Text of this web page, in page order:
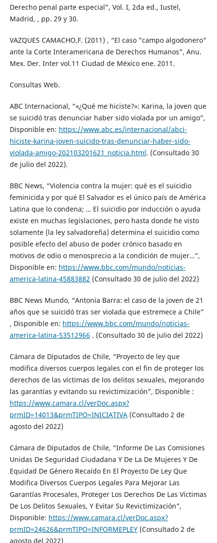
Derecho penal parte especial”, Vol. I, 2da ed., Iustel,
Madrid, , pp. 29 y 30.
VAZQUES CAMACHO,F. (2011) , “El caso "campo algodonero"
ante la Corte Interamericana de Derechos Humanos”, Anu.
Mex. Der. Inter vol.11 Ciudad de México ene. 2011.
Consultas Web.
ABC Internacional, “«¿Qué me hiciste?»: Karina, la joven que
se suicidó tras denunciar haber sido violada por un amigo”,
Disponible en: https://www.abc.es/internacional/abci-
hiciste-karina-joven-suicido-tras-denunciar-haber-sido-
violada-amigo-202103201621_noticia.html. (Consultado 30
de julio del 2022).
BBC News, “Violencia contra la mujer: qué es el suicidio
feminicida y por qué El Salvador es el único país de América
Latina que lo condena; … El suicidio por inducción o ayuda
existe en muchas legislaciones, pero hasta donde he visto
solamente (la ley salvadoreña) determina el suicidio como
posible efecto del abuso de poder crónico basado en
motivos de odio o menosprecio a la condición de mujer…”,
Disponible en: https://www.bbc.com/mundo/noticias-
america-latina-45883882 (Consultado 30 de julio del 2022)
BBC News Mundo, “Antonia Barra: el caso de la joven de 21
años que se suicidó tras ser violada que estremece a Chile”
, Disponible en: https://www.bbc.com/mundo/noticias-
america-latina-53512966 . (Consultado 30 de julio del 2022)
Cámara de Diputados de Chile, “Proyecto de ley que
modifica diversos cuerpos legales con el fin de proteger los
derechos de las víctimas de los delitos sexuales, mejorando
las garantías y evitando su revictimización”, Disponible :
https://www.camara.cl/verDoc.aspx?
prmID=14013&prmTIPO=INICIATIVA(Consultado 2 de
agosto del 2022)
Cámara de Diputados de Chile, “Informe De Las Comisiones
Unidas De Seguridad Ciudadana Y De La De Mujeres Y De
Equidad De Género Recaído En El Proyecto De Ley Que
Modifica Diversos Cuerpos Legales Para Mejorar Las
Garantías Procesales, Proteger Los Derechos De Las Víctimas
De Los Delitos Sexuales, Y Evitar Su Revictimización”,
Disponible: https://www.camara.cl/verDoc.aspx?
prmID=24626&prmTIPO=INFORMEPLEY(Consultado 2 de
agosto del 2022)